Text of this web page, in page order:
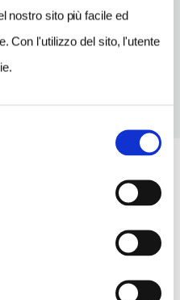
nostro sito più facile ed
Con l'utilizzo del sito, l'utente